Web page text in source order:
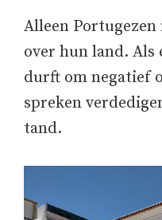
Alleen Portugezen
over hun land. Als
durft om negatief
spreken
tand.